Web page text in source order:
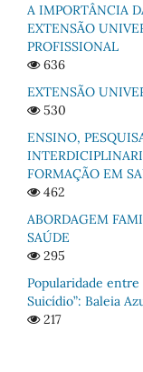
A IMPORTÂNCIA
EXTENSÃO
PROFISSIONAL
636
EXTENSÃO
530
ENSINO,
FORMAÇÃO EM
462
ABORDAGEM
SAÚDE
295
Popularidade entre
Suicídio”: Baleia
217